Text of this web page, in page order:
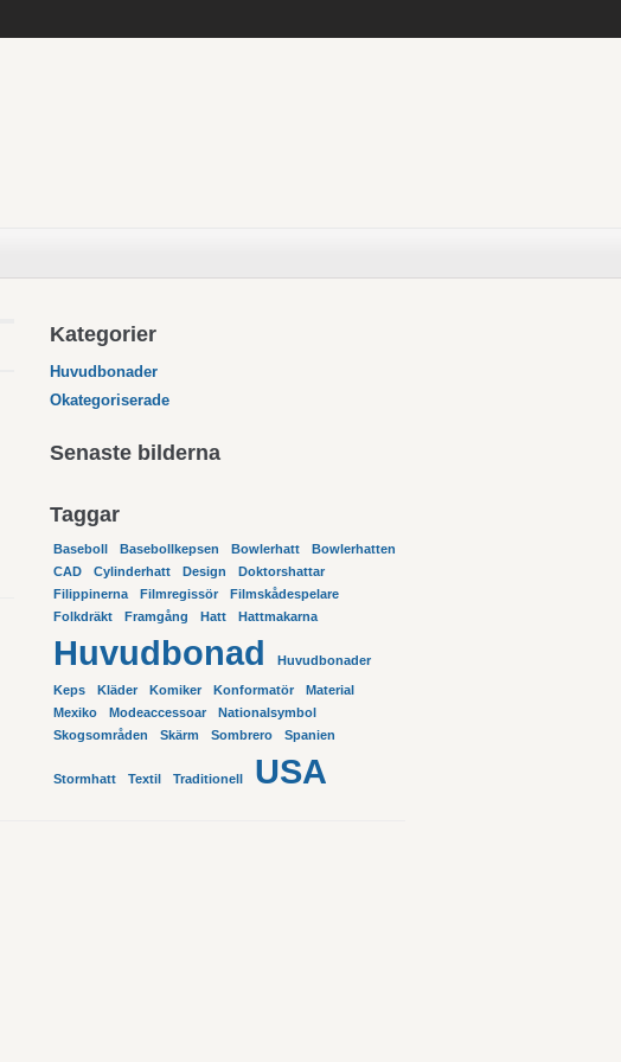
Kategorier
Huvudbonader
Okategoriserade
Senaste bilderna
Taggar
Baseboll Basebollkepsen Bowlerhatt
Bowlerhatten
CAD
Cylinderhatt Design
Doktorshattar
Filippinerna
Filmregissör
Filmskådespelare
Folkdräkt
Framgång Hatt Hattmakarna
Huvudbonad Huvudbonader
Keps Kläder Komiker Konformatör
Material
Mexiko
Modeaccessoar
Nationalsymbol
Skogsområden
Skärm Sombrero Spanien
Stormhatt Textil Traditionell USA